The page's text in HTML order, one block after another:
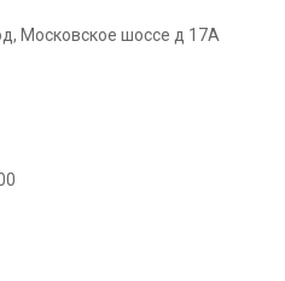
Московское шоссе д 17А